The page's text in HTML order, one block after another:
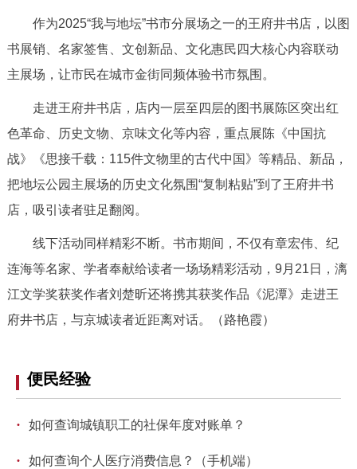
政务公开
市领导 机构职能
决策公开
政务服务
个人服务 法人服务 部门服务
便民服务 利企服务 投资项目
政民互动
12345网上接诉即办 我要咨询
作为2025“我与地坛”书市分展场之一的王府井书店，以图
书展销、名家签售、文创新品、文化惠民四大核心内容联动
主展场，让市民在城市金街同频体验书市氛围。
走进王府井书店，店内一层至四层的图书展陈区突出红
色革命、历史文物、京味文化等内容，重点展陈《中国抗
战》《思接千载：115件文物里的古代中国》等精品、新品，
把地坛公园主展场的历史文化氛围“复制粘贴”到了王府井书
店，吸引读者驻足翻阅。
线下活动同样精彩不断。书市期间，不仅有章宏伟、纪
连海等名家、学者奉献给读者一场场精彩活动，9月21日，漓
江文学奖获奖作者刘楚昕还将携其获奖作品《泥潭》走进王
府井书店，与京城读者近距离对话。（路艳霞）
便民经验
· 如何查询城镇职工的社保年度对账单？
· 如何查询个人医疗消费信息？（手机端）